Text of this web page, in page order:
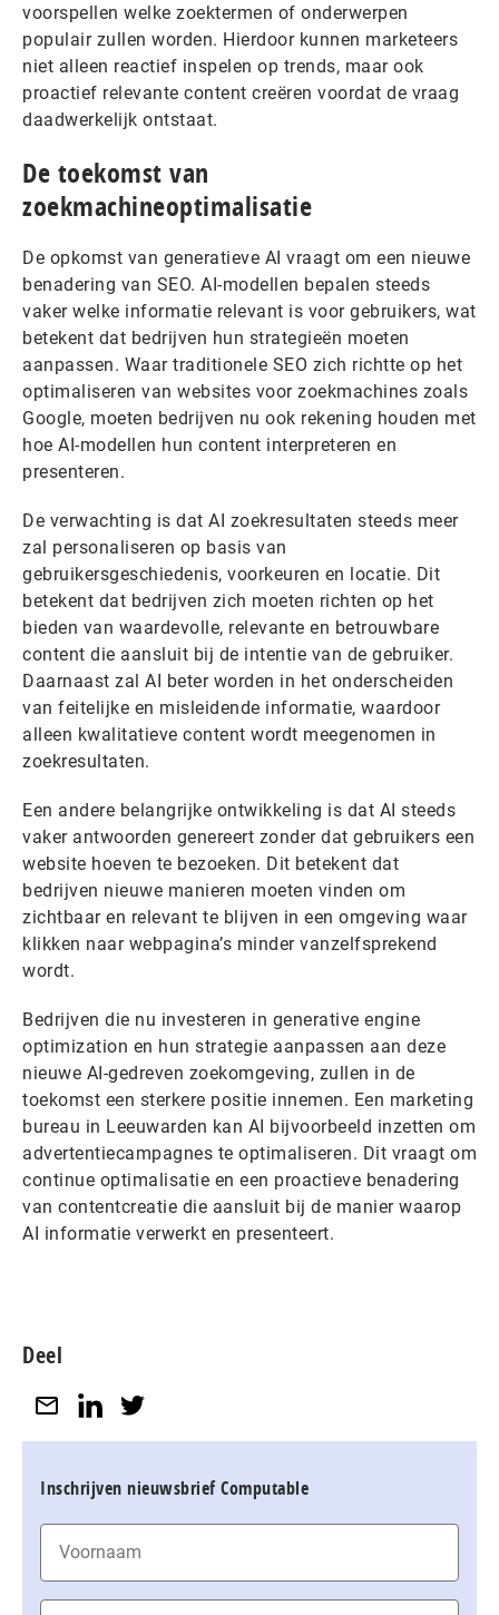
voorspellen welke zoektermen of onderwerpen
populair zullen worden. Hierdoor kunnen marketeers
niet alleen reactief inspelen op trends, maar ook
proactief relevante content creëren voordat de vraag
daadwerkelijk ontstaat.
De toekomst van
zoekmachineoptimalisatie
De opkomst van generatieve AI vraagt om een nieuwe
benadering van SEO. AI-modellen bepalen steeds
vaker welke informatie relevant is voor gebruikers, wat
betekent dat bedrijven hun strategieën moeten
aanpassen. Waar traditionele SEO zich richtte op het
optimaliseren van websites voor zoekmachines zoals
Google, moeten bedrijven nu ook rekening houden met
hoe AI-modellen hun content interpreteren en
presenteren.
De verwachting is dat AI zoekresultaten steeds meer
zal personaliseren op basis van
gebruikersgeschiedenis, voorkeuren en locatie. Dit
betekent dat bedrijven zich moeten richten op het
bieden van waardevolle, relevante en betrouwbare
content die aansluit bij de intentie van de gebruiker.
Daarnaast zal AI beter worden in het onderscheiden
van feitelijke en misleidende informatie, waardoor
alleen kwalitatieve content wordt meegenomen in
zoekresultaten.
Een andere belangrijke ontwikkeling is dat AI steeds
vaker antwoorden genereert zonder dat gebruikers een
website hoeven te bezoeken. Dit betekent dat
bedrijven nieuwe manieren moeten vinden om
zichtbaar en relevant te blijven in een omgeving waar
klikken naar webpagina’s minder vanzelfsprekend
wordt.
Bedrijven die nu investeren in generative engine
optimization en hun strategie aanpassen aan deze
nieuwe AI-gedreven zoekomgeving, zullen in de
toekomst een sterkere positie innemen. Een marketing
bureau in Leeuwarden kan AI bijvoorbeeld inzetten om
advertentiecampagnes te optimaliseren. Dit vraagt om
continue optimalisatie en een proactieve benadering
van contentcreatie die aansluit bij de manier waarop
AI informatie verwerkt en presenteert.
Deel
Inschrijven nieuwsbrief Computable